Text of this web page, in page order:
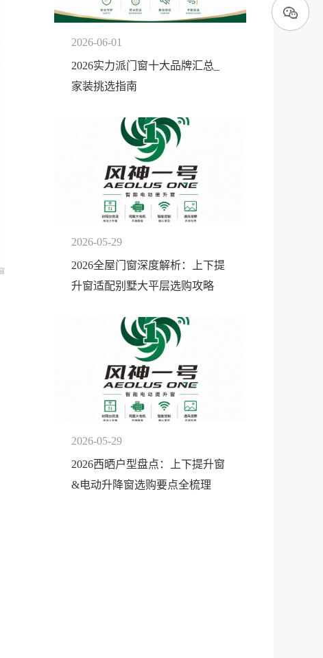
2026-06-01
2026实力派门窗十大品牌汇总_
家装挑选指南
2026-05-29
2026全屋门窗深度解析：上下提
升窗适配别墅大平层选购攻略
2026-05-29
2026西晒户型盘点：上下提升窗
&电动升降窗选购要点全梳理